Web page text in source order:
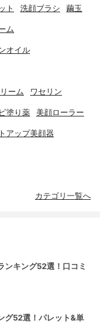
ト 洗顔ブラシ 繭玉
ム
オイル
ーム ワセリン
塗り薬 美顔ローラー
アップ美顔器
カテゴリ一覧へ
ンキング52選！口コミ
グ52選！パレット&単